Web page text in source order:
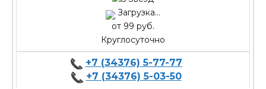
Загрузка...
от 99 руб.
Круглосуточно
+7 (34376) 5-77-77
+7 (34376) 5-03-50